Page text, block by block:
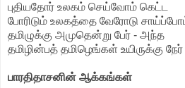
புதியதோர் உலகம் செய்வோம் கெட்ட
போரிடும் உலகத்தை வேரோடு
தமிழுக்கு அமுதென்று பேர் - அந்த
தமிழின்பத் தமிழெங்கள் உயிருக்கு நேர்
பாரதிதாசனின் ஆக்கங்கள்